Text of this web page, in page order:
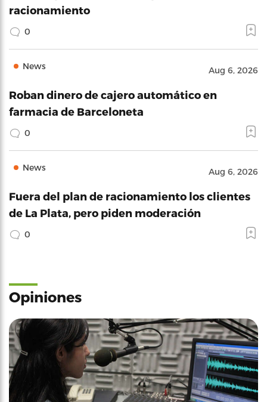
racionamiento
0
News Aug 6, 2026
Roban dinero de cajero automático en
farmacia de Barceloneta
0
News Aug 6, 2026
Fuera del plan de racionamiento los clientes
de La Plata, pero piden moderación
0
Opiniones